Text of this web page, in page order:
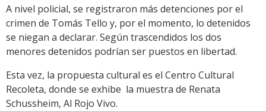
A nivel policial, se registraron más detenciones por el
crimen de Tomás Tello y, por el momento, lo detenidos
se niegan a declarar. Según trascendidos los dos
menores detenidos podrían ser puestos en libertad.
Esta vez, la propuesta cultural es el Centro Cultural
Recoleta, donde se exhibe la muestra de Renata
Schussheim, Al Rojo Vivo.